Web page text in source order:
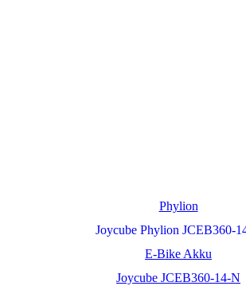
Phylion
Joycube Phylion JCEB360-
E-Bike Akku
Joycube JCEB360-14-N